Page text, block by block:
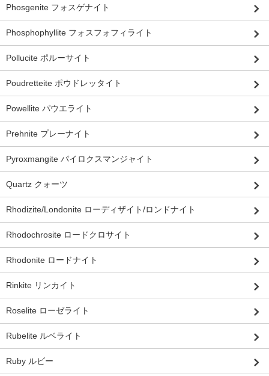
Phosgenite フォスゲナイト
Phosphophyllite フォスフォフィライト
Pollucite ポルーサイト
Poudretteite ポウドレッタイト
Powellite パウエライト
Prehnite プレーナイト
Pyroxmangite パイロクスマンジャイト
Quartz クォーツ
Rhodizite/Londonite ローディザイト/ロンドナイト
Rhodochrosite ロードクロサイト
Rhodonite ロードナイト
Rinkite リンカイト
Roselite ローゼライト
Rubelite ルベライト
Ruby ルビー